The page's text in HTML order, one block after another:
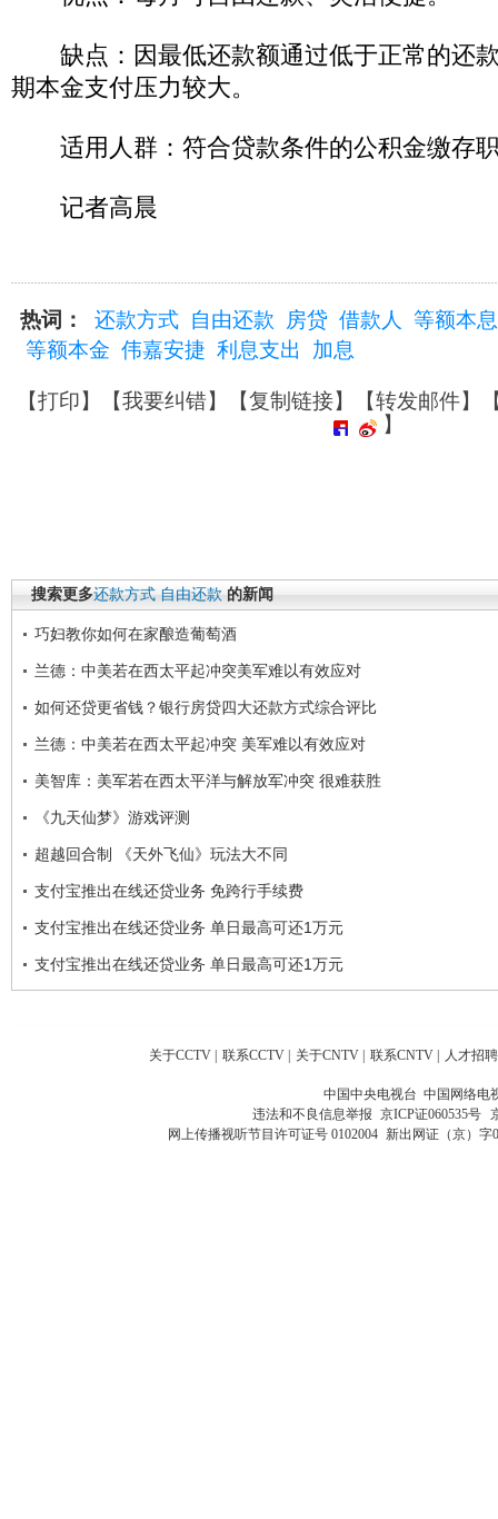
缺点：因最低还款额通过低于正常的还
期本金支付压力较大。
适用人群：符合贷款条件的公积金缴存
记者高晨
热词： 还款方式 自由还款 房贷 借款人
等额本息
等额本金 伟嘉安捷 利息支出 加息
【打印】【我要纠错】【复制链接】【转发邮件】
】
搜索更多还款方式 自由还款 的新闻
巧妇教你如何在家酿造葡萄酒
兰德：中美若在西太平起冲突美军难以有效应对
如何还贷更省钱？银行房贷四大还款方式综合评比
兰德：中美若在西太平起冲突 美军难以有效应对
美智库：美军若在西太平洋与解放军冲突 很难获胜
《九天仙梦》游戏评测
超越回合制 《天外飞仙》玩法大不同
支付宝推出在线还贷业务 免跨行手续费
支付宝推出在线还贷业务 单日最高可还1万元
支付宝推出在线还贷业务 单日最高可还1万元
关于CCTV | 联系CCTV | 关于CNTV | 联系CNTV | 人才招聘
中国中央电视台 中国网络电
违法和不良信息举报 京ICP证060535号
网上传播视听节目许可证号 0102004 新出网证（京）